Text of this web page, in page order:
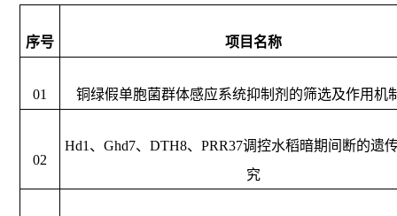
序号 项目名称
01 铜绿假单胞菌群体感应系统抑制剂的筛选及作用机
02
Hd1、Ghd7、DTH8、PRR37调控水稻暗期间断的遗
究